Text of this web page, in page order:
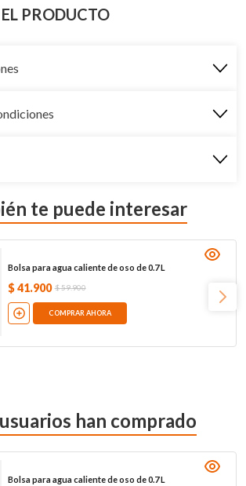
PRODUCTO
te puede interesar
Bolsa para agua caliente de oso de 0.7 L
$ 41.900 $59.900
COMPRAR AHORA
han comprado
Bolsa para agua caliente de oso de 0.7 L